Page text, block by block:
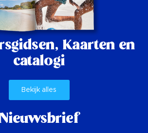
Kaarten en
catalogi
Bekijk alles
Nieuwsbrief